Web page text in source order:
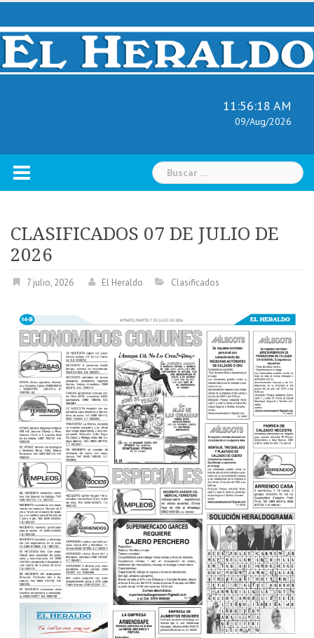
Skip
content
11:56:19 AM
09/Aug/2026
Buscar:
CLASIFICADOS 07 DE JULIO DE
2026
7 julio, 2026 El Heraldo Clasificados